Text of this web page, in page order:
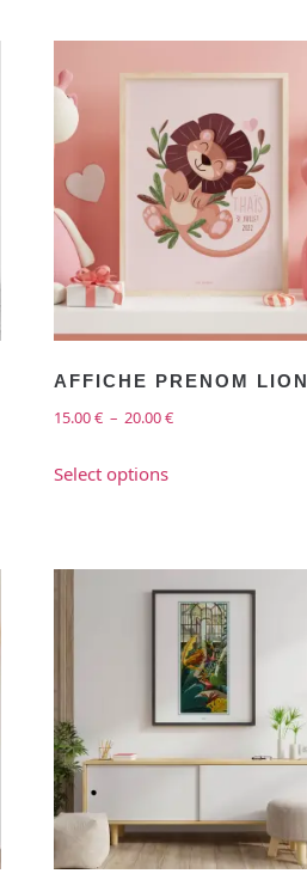
AFFICHE PRENOM LION
15.00€ – 20.00€
Select options